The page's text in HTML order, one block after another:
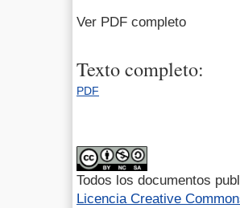
Ver PDF completo
Texto completo:
PDF
Todos los documentos
Licencia Creative